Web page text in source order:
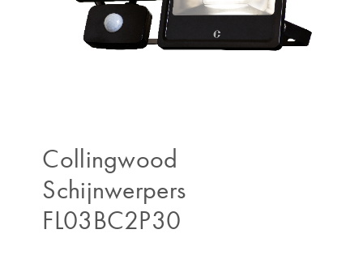
Collingwood
Schijnwerpers
FL03BC2P30